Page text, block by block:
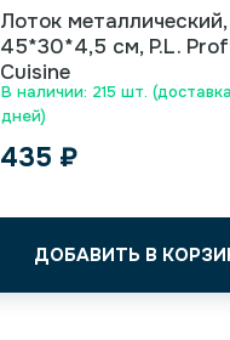
В наличии: 215 шт.
дней)
Лоток металлический,
45*30*4,5 см, P.L.
Cuisine
435 ₽
ДОБАВИТЬ В